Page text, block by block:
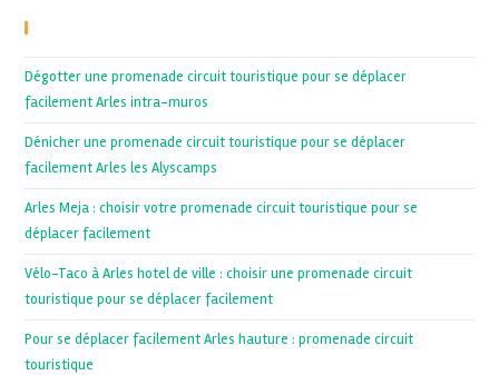
Dégotter une promenade circuit touristique pour se déplacer
facilement Arles intra-muros
Dénicher une promenade circuit touristique pour se déplacer
facilement Arles les Alyscamps
Arles Meja : choisir votre promenade circuit touristique pour se
déplacer facilement
Vélo-Taco à Arles hotel de ville : choisir une promenade circuit
touristique pour se déplacer facilement
Pour se déplacer facilement Arles hauture : promenade circuit
touristique